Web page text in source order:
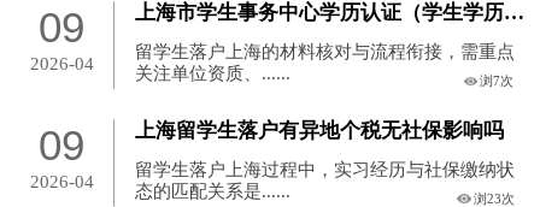
09
2026-04
上海市学生事务中心学历认证（学生学历认证服务中心）
留学生落户上海的材料核对与流程衔接，需重点
关注单位资质、......
浏7次
09
2026-04
上海留学生落户有异地个税无社保影响吗
留学生落户上海过程中，实习经历与社保缴纳状
态的匹配关系是......
浏23次